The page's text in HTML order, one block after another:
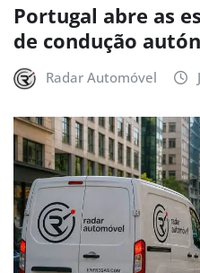
Portugal abre as
de condução
Radar Automóvel